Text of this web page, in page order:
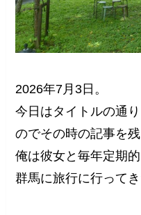
2026年7月3日。
今日はタイトルの通
のでその時の記事を残
俺は彼女と毎年定期
群馬に旅行に行ってき